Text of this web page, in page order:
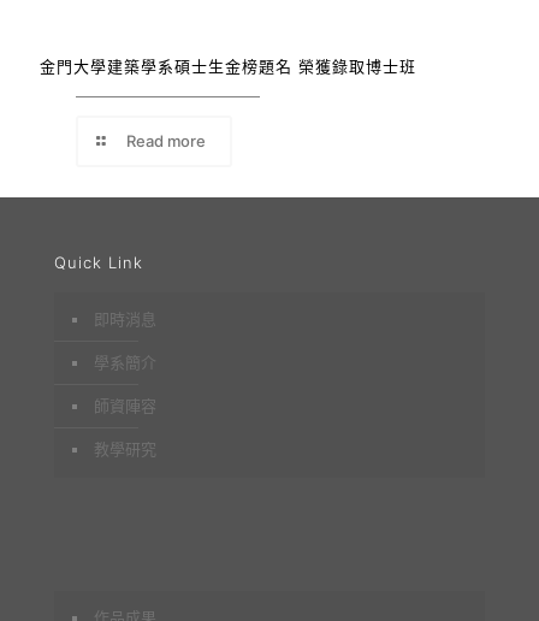
金門大學建築學系碩士生金榜題名 榮獲錄取博士班
Read more
Quick Link
即時消息
學系簡介
師資陣容
教學研究